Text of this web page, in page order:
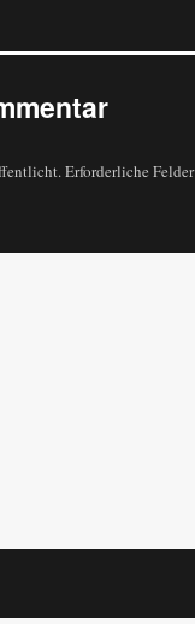
Erforderliche